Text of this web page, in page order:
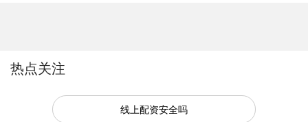
热点关注
线上配资安全吗